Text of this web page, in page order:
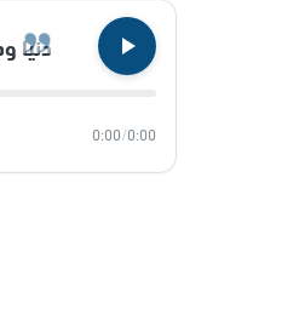
دنيا ودين
0:00
/
0:00